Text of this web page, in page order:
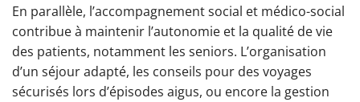
En parallèle, l’accompagnement social et médico-social
contribue à maintenir l’autonomie et la qualité de vie
des patients, notamment les seniors. L’organisation
d’un séjour adapté, les conseils pour des voyages
sécurisés lors d’épisodes aigus, ou encore la gestion